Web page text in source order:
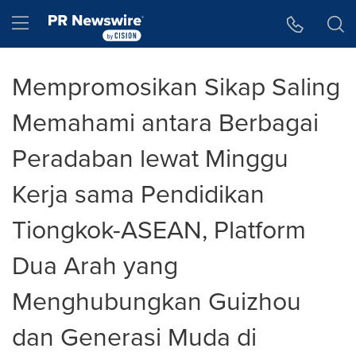
Hamburger menu
Mempromosikan Sikap Saling
Memahami antara Berbagai
Peradaban lewat Minggu
Kerja sama Pendidikan
Tiongkok-ASEAN, Platform
Dua Arah yang
Menghubungkan Guizhou
dan Generasi Muda di